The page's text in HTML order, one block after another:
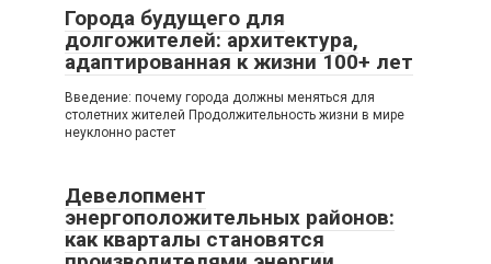
Города будущего для
долгожителей: архитектура,
адаптированная к жизни 100+ лет
Введение: почему города должны меняться для
столетних жителей Продолжительность жизни в мире
неуклонно растет
Девелопмент
энергоположительных районов:
как кварталы становятся